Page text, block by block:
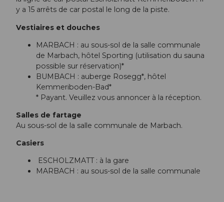
y a 15 arrêts de car postal le long de la piste.
Vestiaires et douches
MARBACH : au sous-sol de la salle communale
de Marbach, hôtel Sporting (utilisation du sauna
possible sur réservation)*
BUMBACH : auberge Rosegg*, hôtel
Kemmeriboden-Bad*
* Payant. Veuillez vous annoncer à la réception.
Salles de fartage
Au sous-sol de la salle communale de Marbach.
Casiers
ESCHOLZMATT : à la gare
MARBACH : au sous-sol de la salle communale